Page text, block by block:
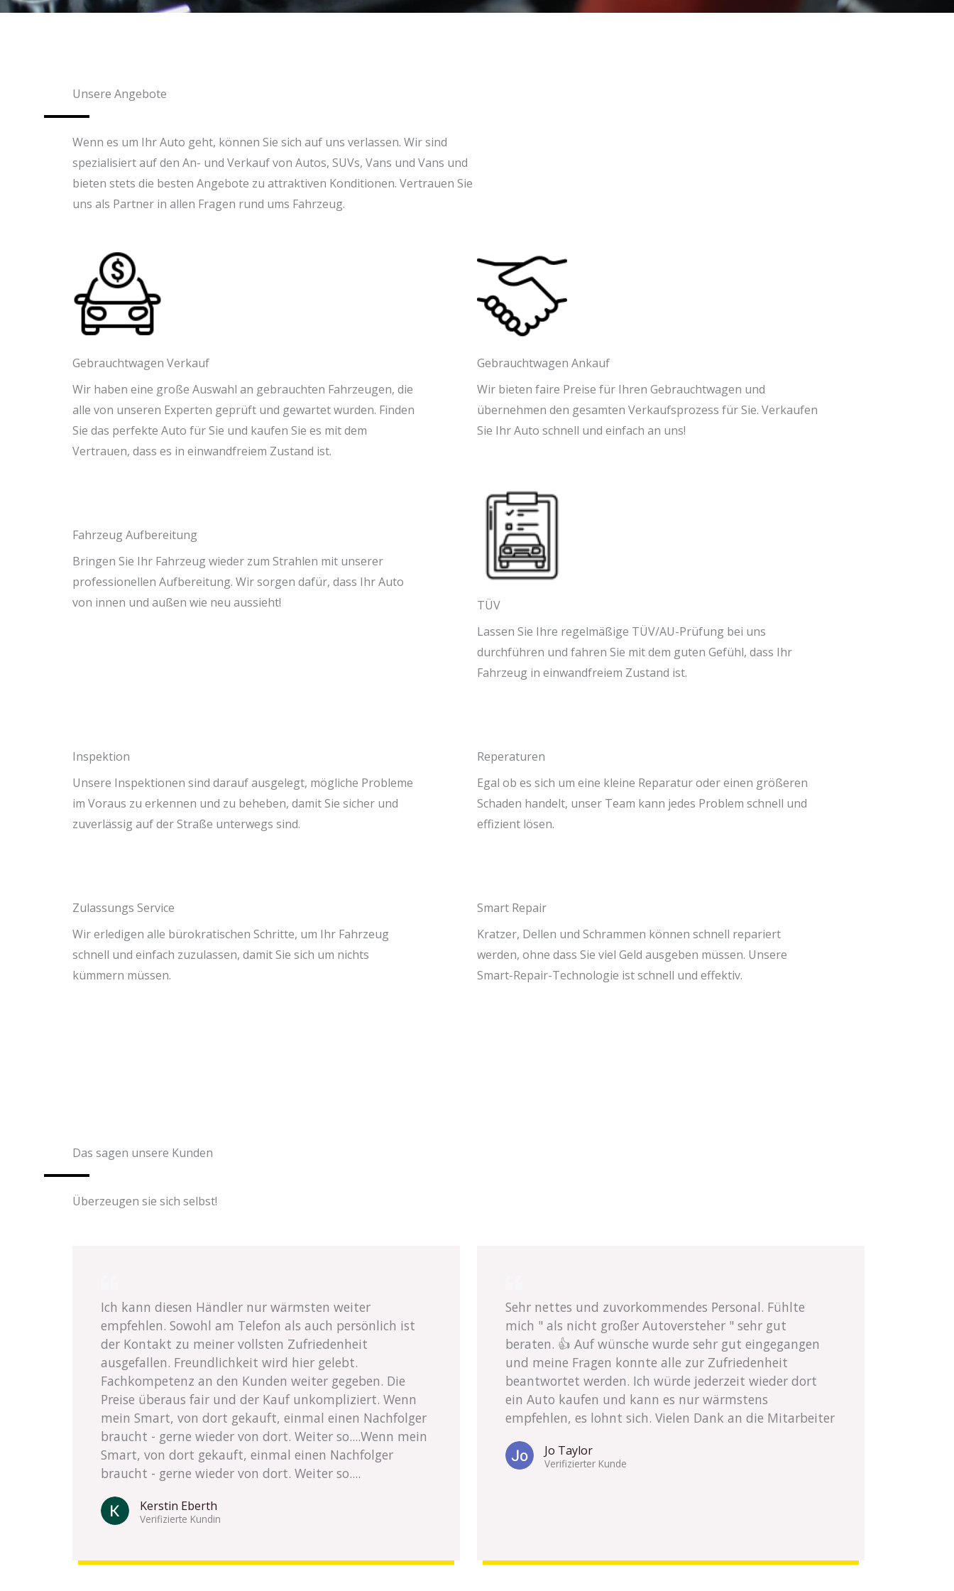
Unsere Angebote
Wenn es um Ihr Auto geht, können Sie sich auf uns verlassen. Wir sind
spezialisiert auf den An- und Verkauf von Autos, SUVs, Vans und Vans und
bieten stets die besten Angebote zu attraktiven Konditionen. Vertrauen Sie
uns als Partner in allen Fragen rund ums Fahrzeug.
Gebrauchtwagen Verkauf
Wir haben eine große Auswahl an gebrauchten Fahrzeugen, die
alle von unseren Experten geprüft und gewartet wurden. Finden
Sie das perfekte Auto für Sie und kaufen Sie es mit dem
Vertrauen, dass es in einwandfreiem Zustand ist.
Gebrauchtwagen Ankauf
Wir bieten faire Preise für Ihren Gebrauchtwagen und
übernehmen den gesamten Verkaufsprozess für Sie. Verkaufen
Sie Ihr Auto schnell und einfach an uns!
Fahrzeug Aufbereitung
Bringen Sie Ihr Fahrzeug wieder zum Strahlen mit unserer
professionellen Aufbereitung. Wir sorgen dafür, dass Ihr Auto
von innen und außen wie neu aussieht!
TÜV
Lassen Sie Ihre regelmäßige TÜV/AU-Prüfung bei uns
durchführen und fahren Sie mit dem guten Gefühl, dass Ihr
Fahrzeug in einwandfreiem Zustand ist.
Inspektion
Unsere Inspektionen sind darauf ausgelegt, mögliche Probleme
im Voraus zu erkennen und zu beheben, damit Sie sicher und
zuverlässig auf der Straße unterwegs sind.
Reperaturen
Egal ob es sich um eine kleine Reparatur oder einen größeren
Schaden handelt, unser Team kann jedes Problem schnell und
effizient lösen.
Zulassungs Service
Wir erledigen alle bürokratischen Schritte, um Ihr Fahrzeug
schnell und einfach zuzulassen, damit Sie sich um nichts
kümmern müssen.
Smart Repair
Kratzer, Dellen und Schrammen können schnell repariert
werden, ohne dass Sie viel Geld ausgeben müssen. Unsere
Smart-Repair-Technologie ist schnell und effektiv.
Das sagen unsere Kunden
Überzeugen sie sich selbst!
Ich kann diesen Händler nur wärmsten weiter
empfehlen. Sowohl am Telefon als auch persönlich ist
der Kontakt zu meiner vollsten Zufriedenheit
ausgefallen. Freundlichkeit wird hier gelebt.
Fachkompetenz an den Kunden weiter gegeben. Die
Preise überaus fair und der Kauf unkompliziert. Wenn
mein Smart, von dort gekauft, einmal einen Nachfolger
braucht - gerne wieder von dort. Weiter so....Wenn mein
Smart, von dort gekauft, einmal einen Nachfolger
braucht - gerne wieder von dort. Weiter so....
Kerstin Eberth
Verifizierte Kundin
Sehr nettes und zuvorkommendes Personal. Fühlte
mich " als nicht großer Autoversteher " sehr gut
beraten. 👍 Auf wünsche wurde sehr gut eingegangen
und meine Fragen konnte alle zur Zufriedenheit
beantwortet werden. Ich würde jederzeit wieder dort
ein Auto kaufen und kann es nur wärmstens
empfehlen, es lohnt sich. Vielen Dank an die Mitarbeiter
Jo Taylor
Verifizierter Kunde